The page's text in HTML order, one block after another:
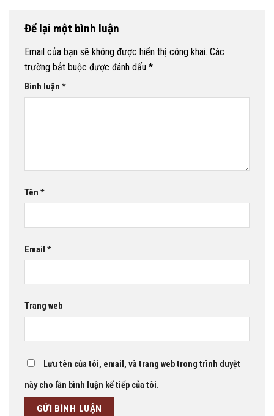
Để lại một bình luận
Email của bạn sẽ không được hiển thị công khai. Các
trường bắt buộc được đánh dấu *
Bình luận *
Tên *
Email *
Trang web
Lưu tên của tôi, email, và trang web trong trình duyệt
này cho lần bình luận kế tiếp của tôi.